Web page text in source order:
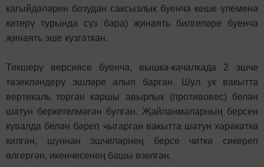
кагыйдәләрен бозудан саксызлык буенча кеше үлеменә
китерү турында сүз бара) җинаять билгеләре буенча
җинаять эше кузгаткан.
Тикшерү версиясе буенча, вышка-качалкада 2 эшче
төзекләндерү эшләре алып барган. Шул ук вакытта
вертикаль торган каршы авырлык (противовес) белән
шатун беркетелмәгән булган. Җайланмаларның берсен
кувалда белән бәреп чыгарган вакытта шатун хәрәкәткә
килгән, шуннан эшчеләрнең берсе читкә сикереп
өлгергән, икенчесенең башы өзелгән.